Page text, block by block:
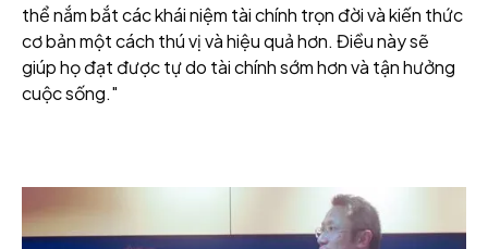
thể nắm bắt các khái niệm tài chính trọn đời và kiến thức
cơ bản một cách thú vị và hiệu quả hơn. Điều này sẽ
giúp họ đạt được tự do tài chính sớm hơn và tận hưởng
cuộc sống."